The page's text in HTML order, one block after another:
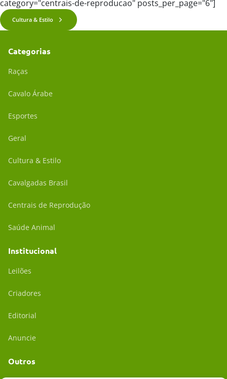
category="centrais-de-reproducao" posts_per_page="6"]
Cultura & Estilo
Categorias
Raças
Cavalo Árabe
Esportes
Geral
Cultura & Estilo
Cavalgadas Brasil
Centrais de Reprodução
Saúde Animal
Institucional
Leilões
Criadores
Editorial
Anuncie
Outros